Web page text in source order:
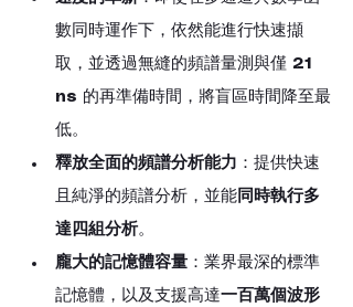
數同時運作下，依然能進行快速擷
取，並透過無縫的頻譜量測與僅 21
ns 的再準備時間，將盲區時間降至最
低。
釋放全面的頻譜分析能力 ：提供快速
且純淨的頻譜分析，並能 同時執行多
達四組分析。
龐大的記憶體容量 ：業界最深的標準
記憶體，以及支援高達一百萬個波形